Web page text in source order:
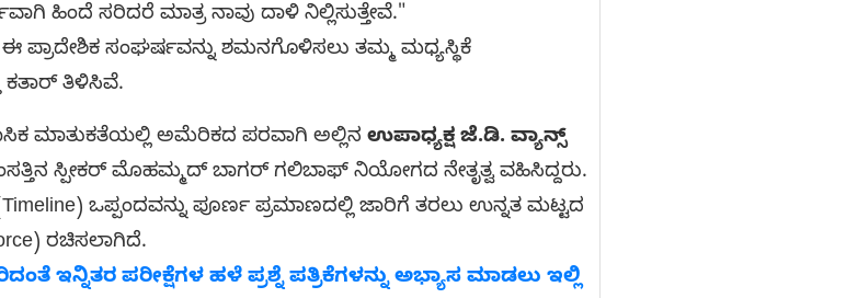
ಹಿಂದೆ ಸರಿದರೆ ಮಾತ್ರ ನಾವು ದಾಳಿ ನಿಲ್ಲಿಸುತ್ತೇವೆ."
ಪ್ರಾದೇಶಿಕ ಸಂಘರ್ಷವನ್ನು ಶಮನಗೊಳಿಸಲು ತಮ್ಮ ಮಧ್ಯಸ್ಥಿಕೆ
ಕತಾರ್ ತಿಳಿಸಿವೆ.
ಮಾತುಕತೆಯಲ್ಲಿ ಅಮೆರಿಕದ ಪರವಾಗಿ ಅಲ್ಲಿನ ಉಪಾಧ್ಯಕ್ಷ ಜೆ.ಡಿ. ವ್ಯಾನ್ಸ್
ಸ್ಪೀಕರ್ ಮೊಹಮ್ಮದ್ ಬಾಗರ್ ಗಲಿಬಾಫ್ ನಿಯೋಗದ ನೇತೃತ್ವ ವಹಿಸಿದ್ದರು.
ಒಪ್ಪಂದವನ್ನು ಪೂರ್ಣ ಪ್ರಮಾಣದಲ್ಲಿ ಜಾರಿಗೆ ತರಲು ಉನ್ನತ ಮಟ್ಟದ
ರಚಿಸಲಾಗಿದೆ.
ಇನ್ನಿತರ ಪರೀಕ್ಷೆಗಳ ಹಳೆ ಪ್ರಶ್ನೆ ಪತ್ರಿಕೆಗಳನ್ನು ಅಭ್ಯಾಸ ಮಾಡಲು ಇಲ್ಲಿ